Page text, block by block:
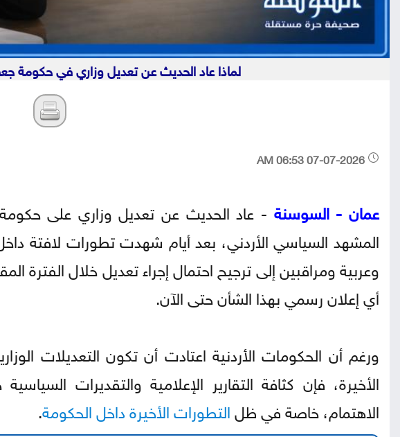
لماذا عاد الحديث عن تعديل وزاري في حكومة
عمان - السوسنة - عاد الحديث عن تعديل وزاري على
المشهد السياسي الأردني، بعد أيام شهدت تطورات لافتة
وعربية ومراقبين إلى ترجيح احتمال إجراء تعديل خلال الفترة
أي إعلان رسمي بهذا الشأن حتى الآن.
ورغم أن الحكومات الأردنية اعتادت أن تكون التعديلات
الأخيرة، فإن كثافة التقارير الإعلامية والتقديرات
الاهتمام، خاصة في ظلالتطورات الأخيرة داخل الحكومة.